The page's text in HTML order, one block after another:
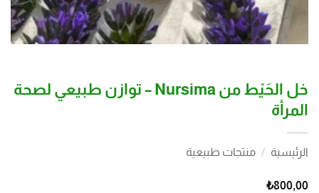
خل الحَيْط من Nursima – توازن طبيعي لصحة
المرأة
الرئيسية / منتجات طبيعية
₺800,00